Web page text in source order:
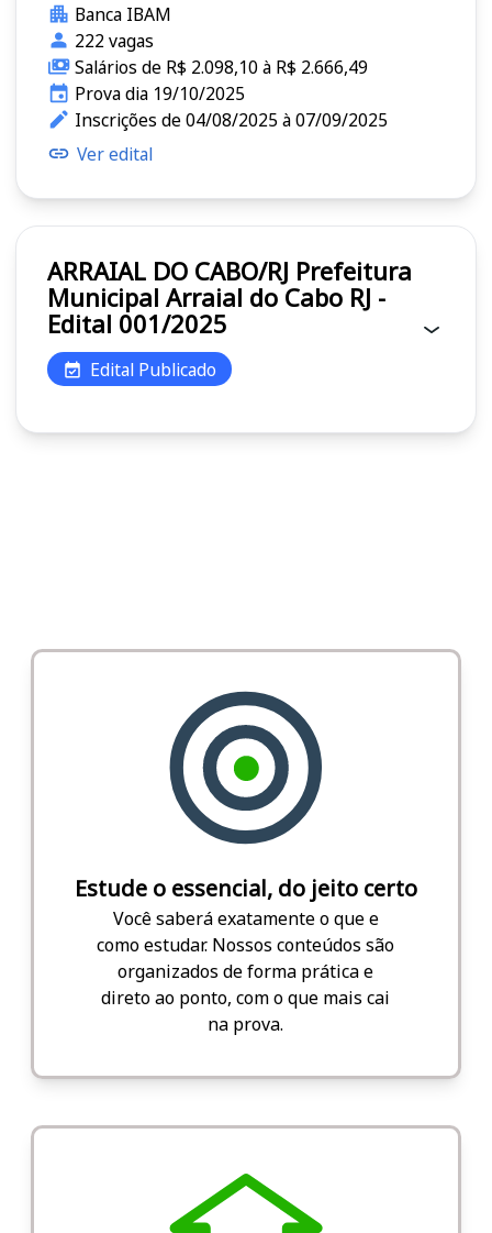
Banca IBAM
222 vagas
Salários de R$ 2.098,10 à R$ 2.666,49
Prova dia 19/10/2025
Inscrições de 04/08/2025 à 07/09/2025
Ver edital
ARRAIAL DO CABO/RJ Prefeitura
Municipal Arraial do Cabo RJ -
Edital 001/2025
Edital Publicado
Estude o essencial, do jeito certo
Você saberá exatamente o que e
como estudar. Nossos conteúdos são
organizados de forma prática e
direto ao ponto, com o que mais cai
na prova.